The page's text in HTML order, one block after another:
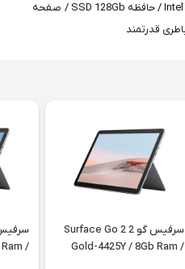
/ Atom™ x7-Z8700 / رم 4Gb / گرافیک Intel / حافظه SSD 128Gb / صفحه
سرفیس گو 2 Surface Go 2
Gold-4425Y / 8Gb Ram /
/